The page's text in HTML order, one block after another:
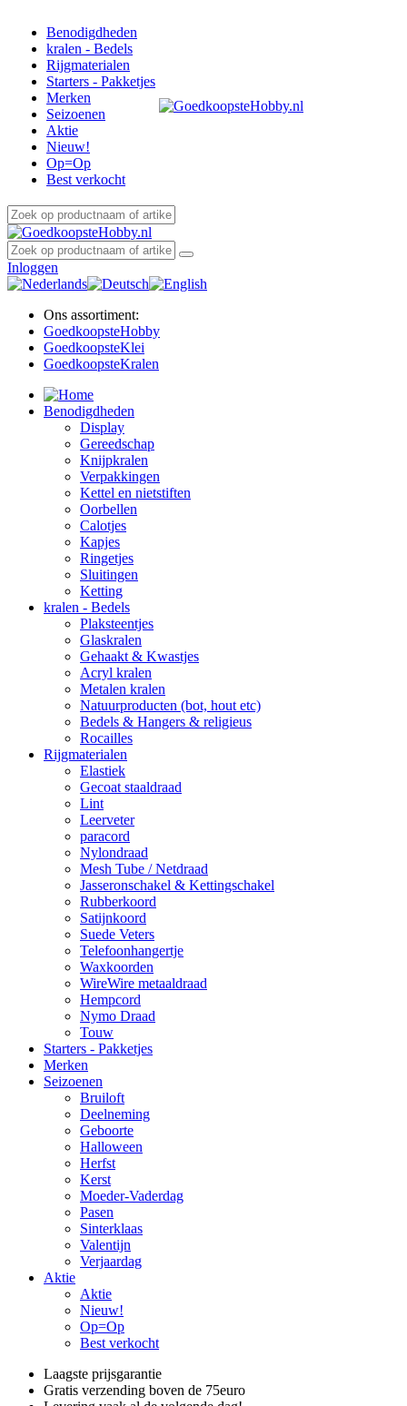
Benodigdheden
kralen - Bedels
Rijgmaterialen
Starters - Pakketjes
Merken
Seizoenen
Aktie
Nieuw!
Op=Op
Best verkocht
Inloggen
Ons assortiment:
GoedkoopsteHobby
GoedkoopsteKlei
GoedkoopsteKralen
Benodigdheden
Display
Gereedschap
Knijpkralen
Verpakkingen
Kettel en nietstiften
Oorbellen
Calotjes
Kapjes
Ringetjes
Sluitingen
Ketting
kralen - Bedels
Plaksteentjes
Glaskralen
Gehaakt & Kwastjes
Acryl kralen
Metalen kralen
Natuurproducten (bot, hout etc)
Bedels & Hangers & religieus
Rocailles
Rijgmaterialen
Elastiek
Gecoat staaldraad
Lint
Leerveter
paracord
Nylondraad
Mesh Tube / Netdraad
Jasseronschakel & Kettingschakel
Rubberkoord
Satijnkoord
Suede Veters
Telefoonhangertje
Waxkoorden
WireWire metaaldraad
Hempcord
Nymo Draad
Touw
Starters - Pakketjes
Merken
Seizoenen
Bruiloft
Deelneming
Geboorte
Halloween
Herfst
Kerst
Moeder-Vaderdag
Pasen
Sinterklaas
Valentijn
Verjaardag
Aktie
Aktie
Nieuw!
Op=Op
Best verkocht
Laagste prijsgarantie
Gratis verzending boven de 75euro